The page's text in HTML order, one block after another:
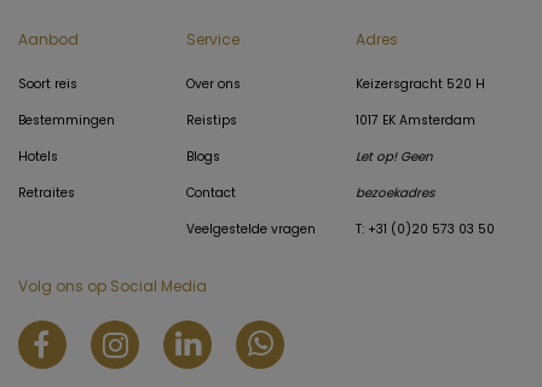
Aanbod
Soort reis
Bestemmingen
Hotels
Retraites
Service
Over ons
Reistips
Blogs
Contact
Veelgestelde vragen
Adres
Keizersgracht 520 H
1017 EK Amsterdam
Let op! Geen
bezoekadres
T: +31 (0)20 573 03 50
Volg ons op Social Media